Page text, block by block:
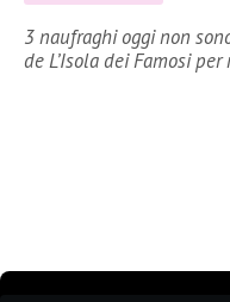
3 naufraghi oggi non
de L’Isola dei Famosi